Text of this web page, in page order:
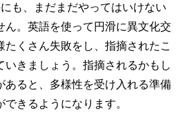
も、まだまだやってはいけない
ん。英語を使って円滑に異文化交
くさん失敗をし、指摘されたこ
いきましょう。指摘されるかもし
あると、多様性を受け入れる準備
きるようになります。